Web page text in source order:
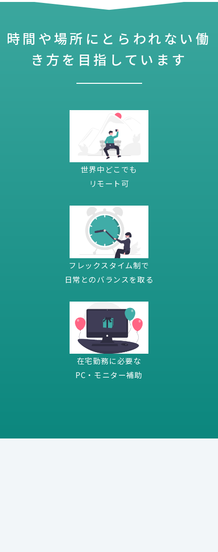
時間や場所にとらわれない働
き方を目指しています
世界中どこでも
リモート可
フレックスタイム制で
日常とのバランスを取る
在宅勤務に必要な
PC・モニター補助